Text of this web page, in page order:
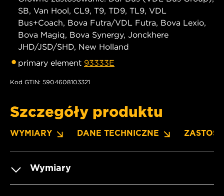
SB, Van Hool, CL9, T9, TD9, TL9, VDL
Bus+Coach, Bova Futra/VDL Futra, Bova Lexio,
Bova Magiq, Bova Synergy, Jonckhere
JHD/JSD/SHD, New Holland
primary element 93333E
Kod GTIN: 5904608103321
Szczegóły produktu
WYMIARY DANE TECHNICZNE
Wymiary